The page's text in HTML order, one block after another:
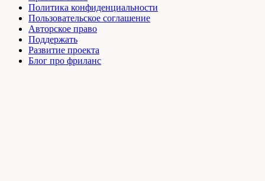
Политика конфиденциальности
Пользовательское соглашение
Авторское право
Поддержать
Развитие проекта
Блог про фриланс